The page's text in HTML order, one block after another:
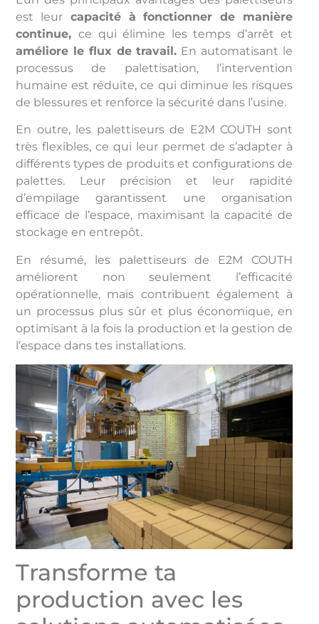
est leur capacité à fonctionner de manière
continue, ce qui élimine les temps d’arrêt et
améliore le flux de travail. En automatisant le
processus de palettisation, l’intervention
humaine est réduite, ce qui diminue les risques
de blessures et renforce la sécurité dans l’usine.
En outre, les palettiseurs de E2M COUTH sont
très flexibles, ce qui leur permet de s’adapter à
différents types de produits et configurations de
palettes. Leur précision et leur rapidité
d’empilage garantissent une organisation
efficace de l’espace, maximisant la capacité de
stockage en entrepôt.
En résumé, les palettiseurs de E2M COUTH
améliorent non seulement l’efficacité
opérationnelle, mais contribuent également à
un processus plus sûr et plus économique, en
optimisant à la fois la production et la gestion de
l’espace dans tes installations.
Transforme ta
production avec les